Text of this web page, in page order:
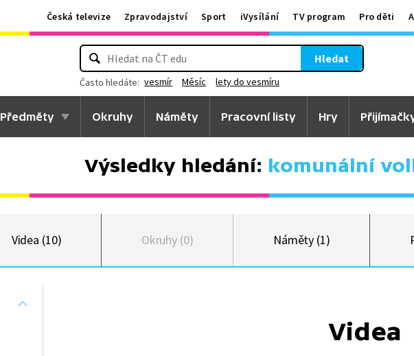
Česká televize Zpravodajství Sport iVysílání TV program Pro děti
Hledat
Často hledáte: vesmír Měsíc lety do vesmíru
Předměty Okruhy Náměty Pracovní listy Hry
Výsledky hledání: komunální
Videa (10) Okruhy (0) Náměty (1)
Videa